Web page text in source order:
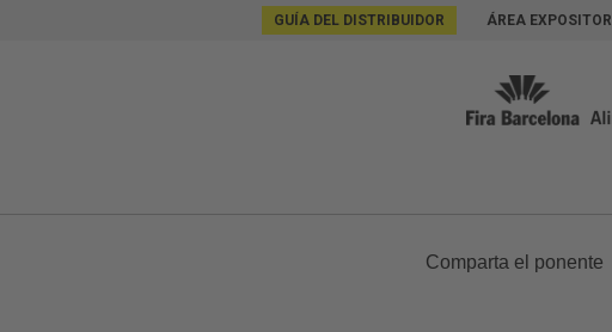
GUÍA DEL DISTRIBUIDOR ÁREA EXPOSITOR
Comparta el ponente